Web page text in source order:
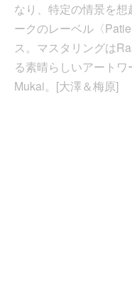
なり、特定の情景を
ークのレーベル〈
ス。マスタリングは
る素晴らしいアート
Mukai。[大澤＆梅原]